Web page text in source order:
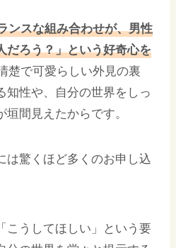
ンスな組み合わせが、男性
だろう？」という好奇心を
楚で可愛らしい外見の裏
知性や、自分の世界をしっ
間見えたからです。
は驚くほど多くのお申し込
こうしてほしい」という要